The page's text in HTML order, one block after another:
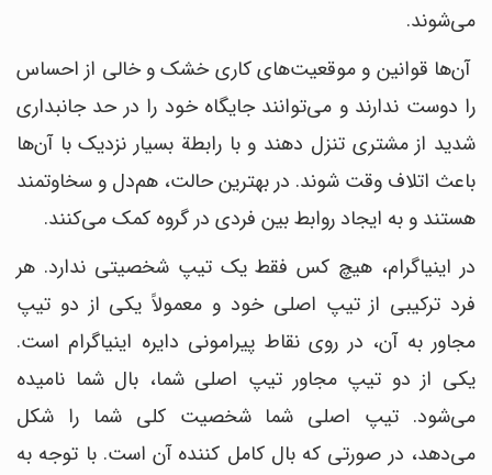
می‌شوند.
آن‌ها قوانین و موقعیت‌های کاری خشک و خالی از احساس
را دوست ندارند و می‌توانند جایگاه خود را در حد جانبداری
شدید از مشتری تنزل دهند و با رابطة بسیار نزدیک با آن‌ها
باعث اتلاف وقت شوند. در بهترین حالت، هم‌دل و سخاوتمند
هستند و به ایجاد روابط بین فردی در گروه کمک می‌کنند.
در اینیاگرام، هیچ کس فقط یک تیپ شخصیتی ندارد. هر
فرد ترکیبی از تیپ اصلی خود و معمولاً یکی از دو تیپ
مجاور به آن، در روی نقاط پیرامونی دایره اینیاگرام است.
یکی از دو تیپ مجاور تیپ اصلی شما، بال شما نامیده
می‌شود. تیپ اصلی شما شخصیت کلی شما را شکل
می‌دهد، در صورتی که بال کامل کننده آن است. با توجه به